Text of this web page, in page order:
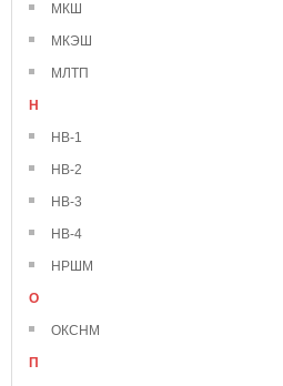
МКШ
МКЭШ
МЛТП
Н
НВ-1
НВ-2
НВ-3
НВ-4
НРШМ
О
ОКСНМ
П